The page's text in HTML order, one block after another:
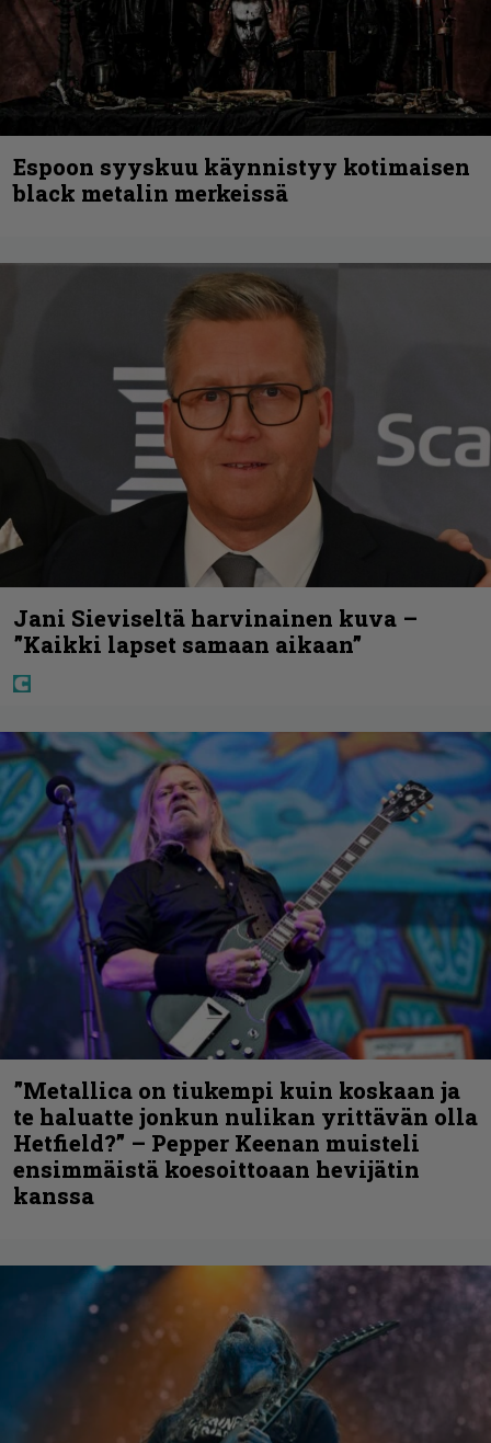
Espoon syyskuu käynnistyy kotimaisen
black metalin merkeissä
Jani Sieviseltä harvinainen kuva –
”Kaikki lapset samaan aikaan”
”Metallica on tiukempi kuin koskaan ja
te haluatte jonkun nulikan yrittävän olla
Hetfield?” – Pepper Keenan muisteli
ensimmäistä koesoittoaan hevijätin
kanssa